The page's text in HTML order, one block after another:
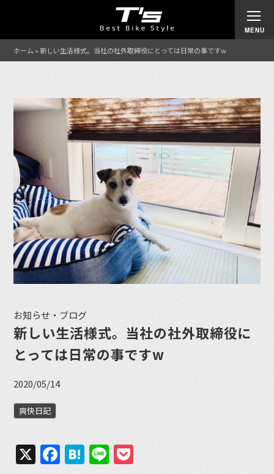
ホーム » 新しい生活様式。当社の社外取締役にとっては日常の事ですw
お知らせ・ブログ
新しい生活様式。当社の社外取締役に
とっては日常の事ですw
2020/05/14
爽快日記
X Facebook
Hatena
Line